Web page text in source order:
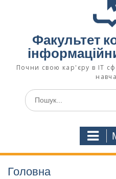
Факультет
Почни свою кар'єру в IT
Шукати:
Головна